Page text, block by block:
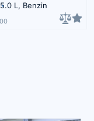
5.0 L, Benzin